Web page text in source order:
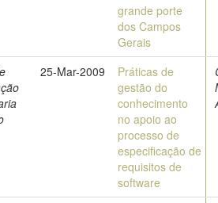
grande porte
dos Campos
Gerais
25-Mar-2009
Práticas de
gestão do
conhecimento
no apoio ao
processo de
especificação de
requisitos de
software